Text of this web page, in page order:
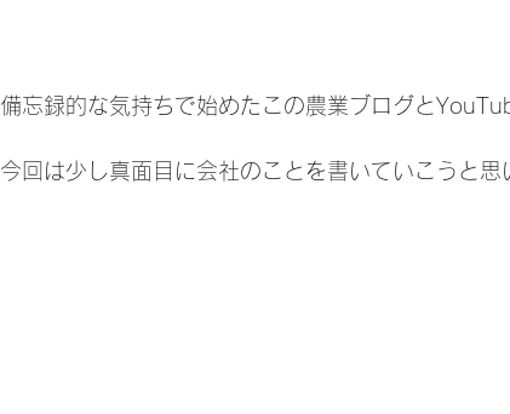
備忘録的な気持ちで始めたこの農業ブログと
今回は少し真面目に会社のことを書いていこうと思